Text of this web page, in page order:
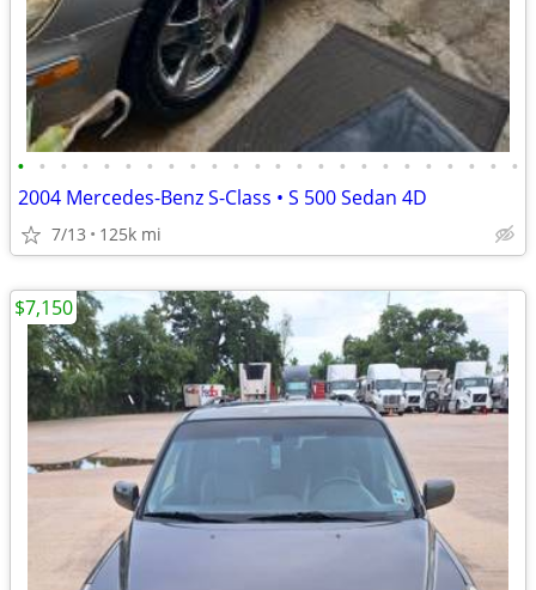
• • • • • • • • • • • • • • • • • • • • • • • •
2004 Mercedes-Benz S-Class • S 500 Sedan 4D
7/13 125k mi
$7,150